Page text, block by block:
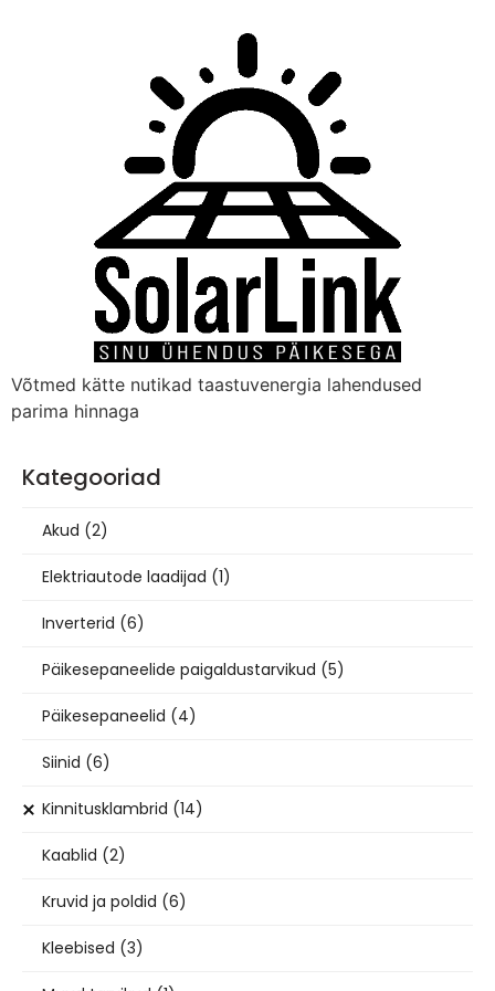
Võtmed kätte nutikad taastuvenergia lahendused
parima hinnaga
Kategooriad
Akud (2)
Elektriautode laadijad (1)
Inverterid (6)
Päikesepaneelide paigaldustarvikud (5)
Päikesepaneelid (4)
Siinid (6)
Kinnitusklambrid (14)
Kaablid (2)
Kruvid ja poldid (6)
Kleebised (3)